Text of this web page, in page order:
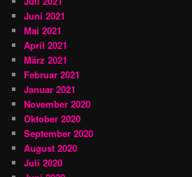
Juni 2021
Mai 2021
April 2021
März 2021
Februar 2021
Januar 2021
November 2020
Oktober 2020
September 2020
August 2020
Juli 2020